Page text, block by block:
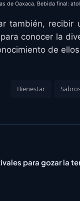
de Oaxaca. Bebida final:
también, recibir
conocer la
de
Bienestar
para gozar la